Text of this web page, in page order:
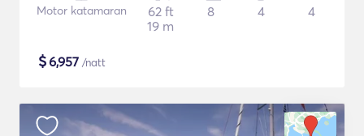
Motor katamaran
62 ft
19 m
8 4 4
$6,957 /natt